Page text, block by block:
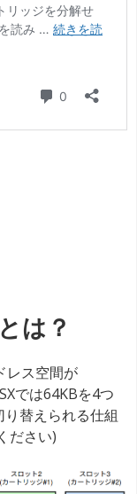
は？
レス空間が
では64KBを4つ
替えられる仕組
ださい)